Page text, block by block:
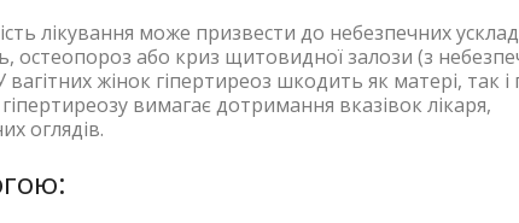
лікування може призвести до небезпечних
остеопороз або криз щитовидної залози (з
жінок гіпертиреоз шкодить як матері, так і
вимагає дотримання вказівок лікаря,
оглядів.